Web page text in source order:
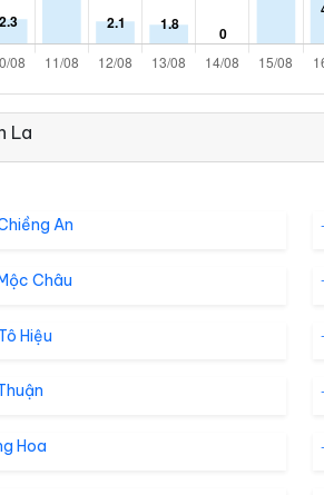
La
An
Châu
Hiệu
Hoa